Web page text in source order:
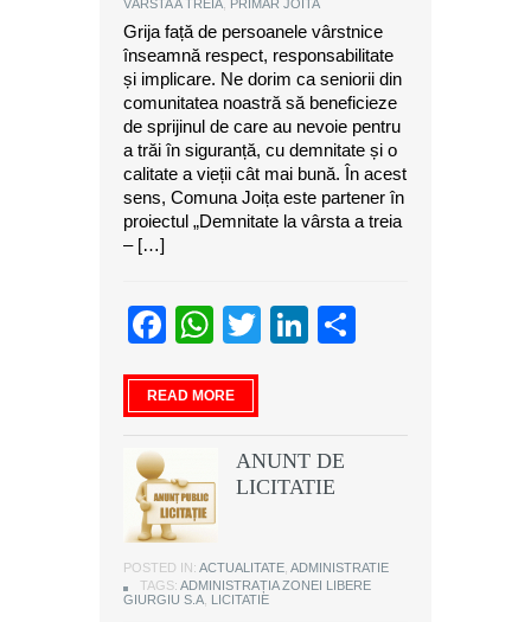
VÂRSTA A TREIA PRIMAR JOITA
Grija față de persoanele vârstnice
înseamnă respect, responsabilitate
și implicare. Ne dorim ca seniorii din
comunitatea noastră să beneficieze
de sprijinul de care au nevoie pentru
a trăi în siguranță, cu demnitate și o
calitate a vieții cât mai bună. În acest
sens, Comuna Joița este partener în
proiectul „Demnitate la vârsta a treia
– […]
Facebook
WhatsApp
TwitterLinkedIn
READ MORE
ANUNT DE
LICITATIE
POSTED IN: ACTUALITATE ADMINISTRATIE
TAGS: ADMINISTRAȚIA ZONEI LIBERE
GIURGIU S.A LICITATIE